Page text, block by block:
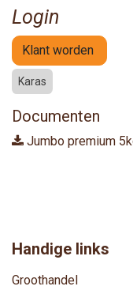
Login
Klant worden
Karas
Documenten
Jumbo premium
Handige links
Groothandel